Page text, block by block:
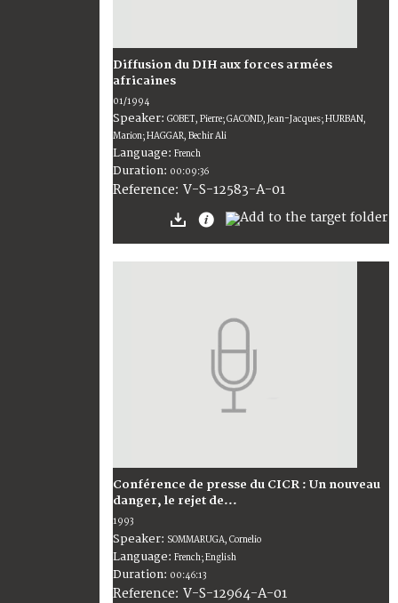
Diffusion du DIH aux forces armées
africaines
01/1994
Speaker: GOBET, Pierre; GACOND, Jean-Jacques; HURBAN,
Marion; HAGGAR, Bechir Ali
Language: French
Duration: 00:09:36
Reference: V-S-12583-A-01
Conférence de presse du CICR : Un nouveau
danger, le rejet de...
1993
Speaker: SOMMARUGA, Cornelio
Language: French; English
Duration: 00:46:13
Reference: V-S-12964-A-01